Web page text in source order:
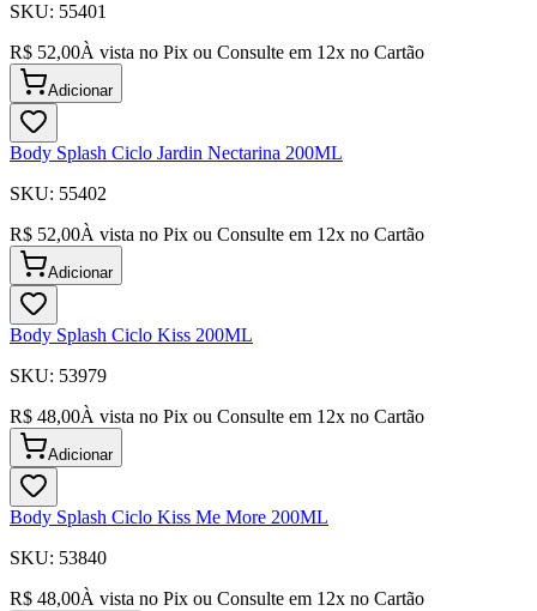
SKU: 55401
R$ 52,00À vista no Pix ou Consulte em 12x no Cartão
Adicionar
Body Splash Ciclo Jardin Nectarina 200ML
SKU: 55402
R$ 52,00À vista no Pix ou Consulte em 12x no Cartão
Adicionar
Body Splash Ciclo Kiss 200ML
SKU: 53979
R$ 48,00À vista no Pix ou Consulte em 12x no Cartão
Adicionar
Body Splash Ciclo Kiss Me More 200ML
SKU: 53840
R$ 48,00À vista no Pix ou Consulte em 12x no Cartão